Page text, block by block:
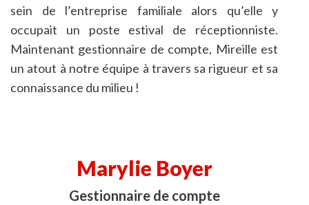
sein de l’entreprise familiale alors qu’elle y
occupait un poste estival de réceptionniste.
Maintenant gestionnaire de compte, Mireille est
un atout à notre équipe à travers sa rigueur et sa
connaissance du milieu !
Marylie Boyer
Gestionnaire de compte